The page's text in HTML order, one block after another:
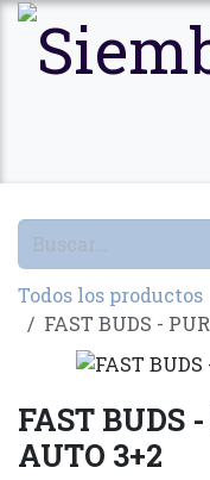
Ir al contenido
Todos los productos
FAST BUDS -
FAST BUDS
AUTO 3+2